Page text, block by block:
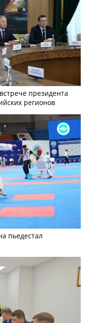
президента
регионов
пьедестал